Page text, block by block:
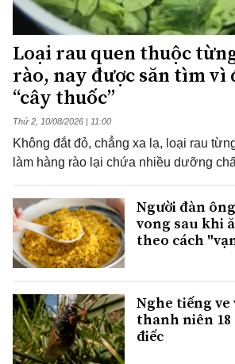
Loại rau quen thuộc
rào, nay được săn tìm vì
“cây thuốc”
Thứ 2, 10/08/2026 | 11:00
Không đắt đỏ, chẳng xa lạ, loại rau
làm hàng rào lại chứa nhiều dưỡng
Người đàn
vong sau khi
theo cách
Nghe tiếng ve
thanh niên
điếc